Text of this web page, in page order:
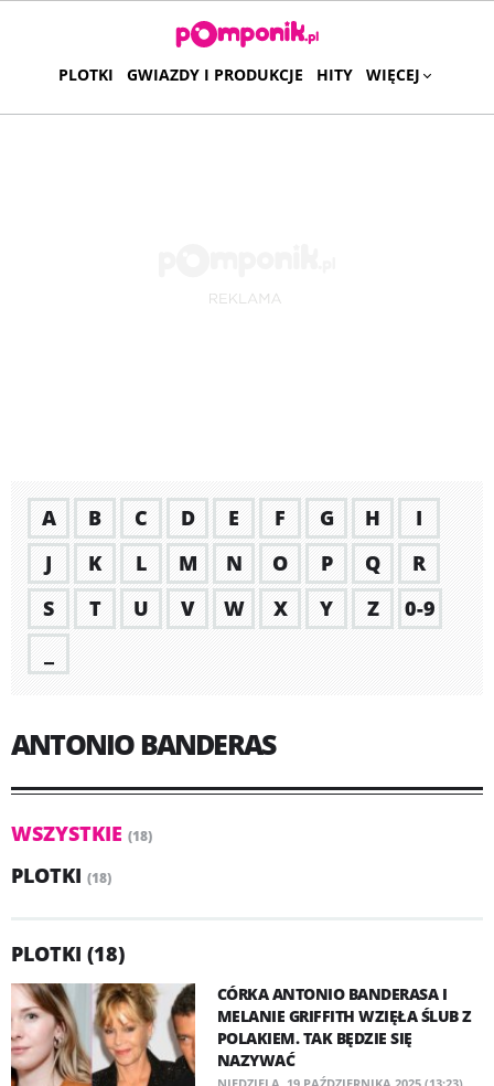
PLOTKI GWIAZDY I PRODUKCJE HITY WIĘCEJ
A B C D E F G H
I
J
K L M N O P Q
R
S
T U V W X Y Z
0-9
ANTONIO BANDERAS
WSZYSTKIE (18)
PLOTKI (18)
PLOTKI (18)
CÓRKA ANTONIO BANDERASA I
MELANIE GRIFFITH WZIĘŁA ŚLUB Z
POLAKIEM. TAK BĘDZIE SIĘ
NAZYWAĆ